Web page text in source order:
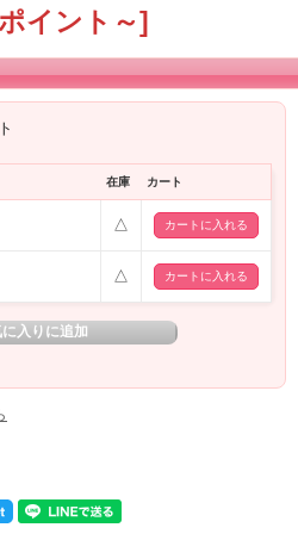
多くのギタリストに使用していただきたい
なります。
イント～]
在庫 カート
△
△